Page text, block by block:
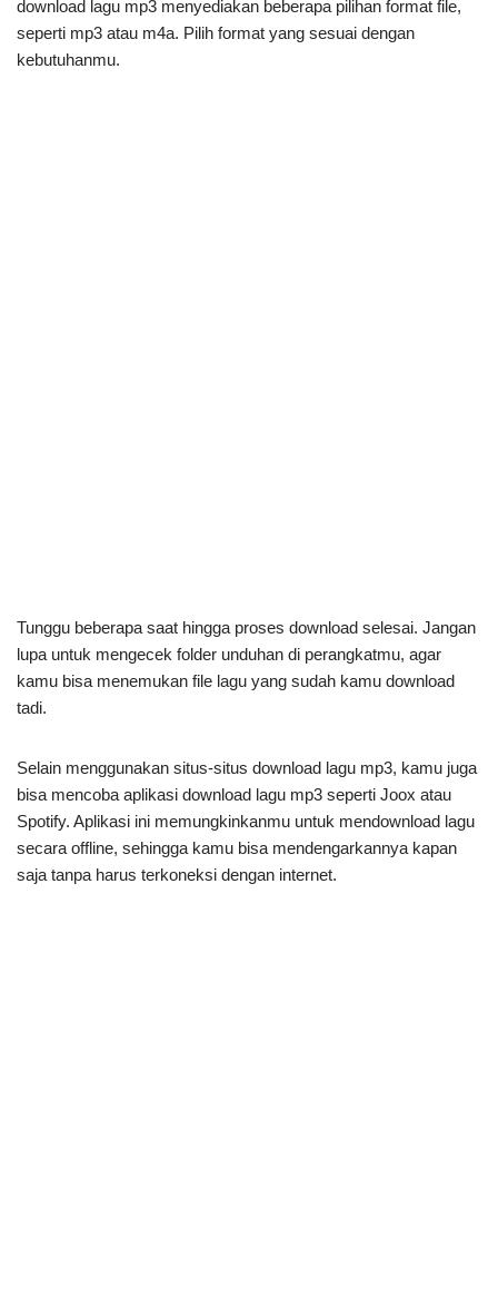
download lagu mp3 menyediakan beberapa pilihan format file,
seperti mp3 atau m4a. Pilih format yang sesuai dengan
kebutuhanmu.
Tunggu beberapa saat hingga proses download selesai. Jangan
lupa untuk mengecek folder unduhan di perangkatmu, agar
kamu bisa menemukan file lagu yang sudah kamu download
tadi.
Selain menggunakan situs-situs download lagu mp3, kamu juga
bisa mencoba aplikasi download lagu mp3 seperti Joox atau
Spotify. Aplikasi ini memungkinkanmu untuk mendownload lagu
secara offline, sehingga kamu bisa mendengarkannya kapan
saja tanpa harus terkoneksi dengan internet.